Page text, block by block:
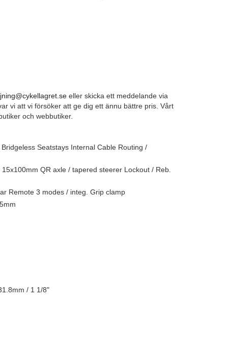
eller skicka ett meddelande via
vi att vi försöker att ge dig ett ännu bättre pris. Vårt
och webbutiker.
Seatstays Internal Cable Routing /
QR axle / tapered steerer Lockout / Reb.
Remote 3 modes / integ. Grip clamp
/ 1 1/8"